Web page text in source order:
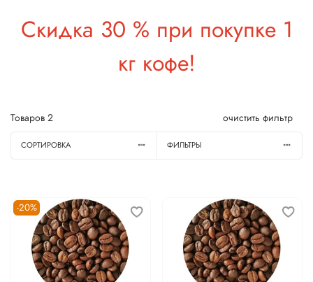
Скидка 30 % при покупке 1
кг кофе!
Товаров 2 очистить фильтр
СОРТИРОВКА ФИЛЬТРЫ
-20%